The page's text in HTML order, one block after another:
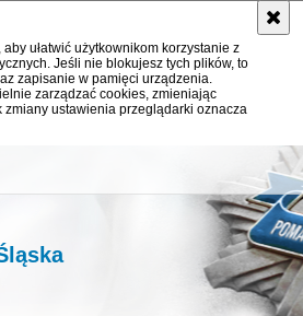
ułatwić użytkownikom korzystanie z
Jeśli nie blokujesz tych plików, to
zapisanie w pamięci urządzenia.
zarządzać cookies, zmieniając
ustawienia przeglądarki oznacza